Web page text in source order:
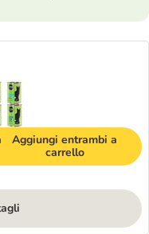
Aggiungi entrambi a
carrello